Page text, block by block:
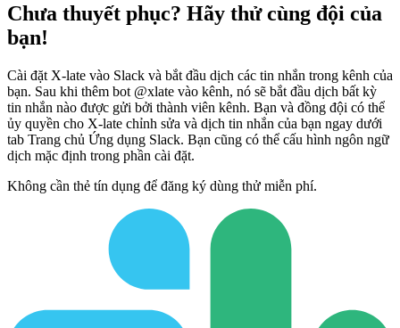
Chưa thuyết phục? Hãy thử cùng đội của
bạn!
Cài đặt X-late vào Slack và bắt đầu dịch các tin nhắn trong kênh của
bạn. Sau khi thêm bot @xlate vào kênh, nó sẽ bắt đầu dịch bất kỳ
tin nhắn nào được gửi bởi thành viên kênh. Bạn và đồng đội có thể
ủy quyền cho X-late chỉnh sửa và dịch tin nhắn của bạn ngay dưới
tab Trang chủ Ứng dụng Slack. Bạn cũng có thể cấu hình ngôn ngữ
dịch mặc định trong phần cài đặt.
Không cần thẻ tín dụng để đăng ký dùng thử miễn phí.